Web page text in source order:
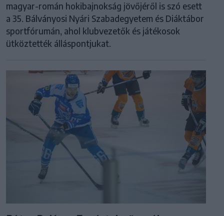
magyar-román hokibajnokság jövőjéről is szó esett
a 35. Bálványosi Nyári Szabadegyetem és Diáktábor
sportfórumán, ahol klubvezetők és játékosok
ütköztették álláspontjukat.